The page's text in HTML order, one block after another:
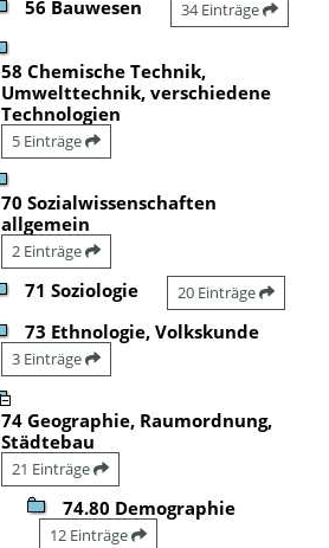
56 Bauwesen 34 Einträge
58 Chemische Technik,
Umwelttechnik, verschiedene
Technologien
5 Einträge
70 Sozialwissenschaften
allgemein
2 Einträge
71 Soziologie 20 Einträge
73 Ethnologie, Volkskunde
3 Einträge
74 Geographie, Raumordnung,
Städtebau
21 Einträge
74.80 Demographie
12 Einträge